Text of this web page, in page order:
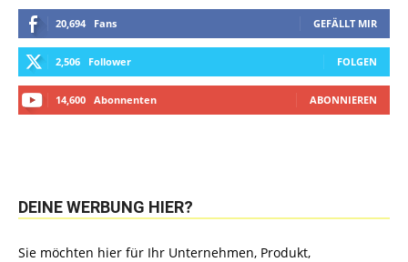
20,694 Fans GEFÄLLT MIR
2,506 Follower FOLGEN
14,600 Abonnenten ABONNIEREN
DEINE WERBUNG HIER?
Sie möchten hier für Ihr Unternehmen, Produkt,